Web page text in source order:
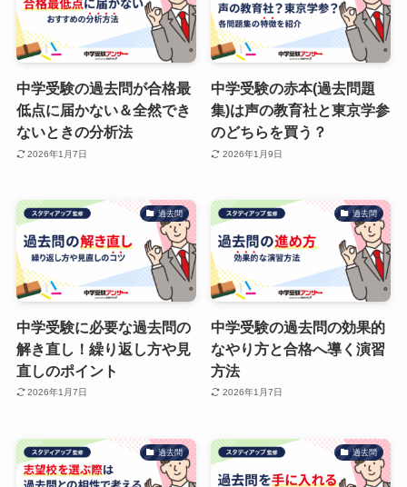
中学受験の過去問が合格最
低点に届かない＆全然でき
ないときの分析法
2026年1月7日
中学受験の赤本(過去問題
集)は声の教育社と東京学参
のどちらを買う？
2026年1月9日
過去問
中学受験に必要な過去問の
解き直し！繰り返し方や見
直しのポイント
2026年1月7日
過去問
中学受験の過去問の効果的
なやり方と合格へ導く演習
方法
2026年1月7日
過去問 過去問